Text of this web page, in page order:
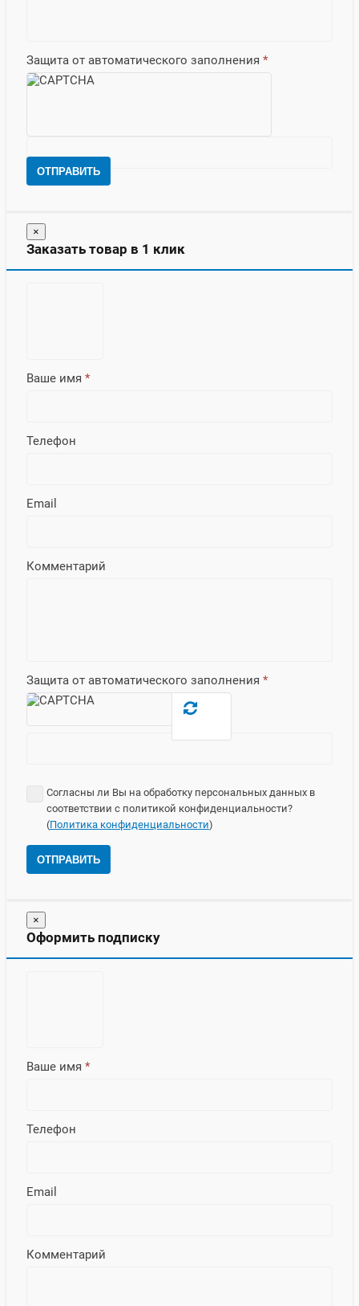
Защита от автоматического заполнения *
ОТПРАВИТЬ
×
Заказать товар в 1 клик
Ваше имя *
Телефон
Email
Комментарий
Защита от автоматического заполнения *
Согласны ли Вы на обработку персональных данных в
соответствии с политикой конфиденциальности?
(Политика конфиденциальности)
ОТПРАВИТЬ
×
Оформить подписку
Ваше имя *
Телефон
Email
Комментарий